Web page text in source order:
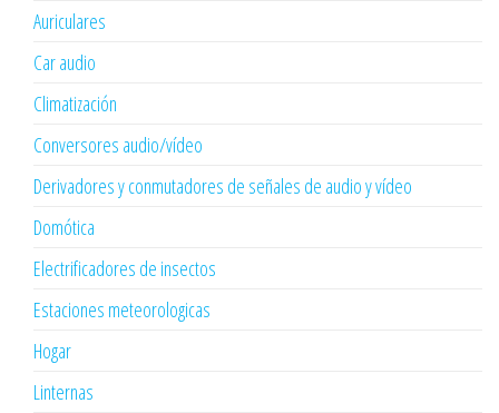
Auriculares
Car audio
Climatización
Conversores audio/vídeo
Derivadores y conmutadores de señales de audio y vídeo
Domótica
Electrificadores de insectos
Estaciones meteorologicas
Hogar
Linternas